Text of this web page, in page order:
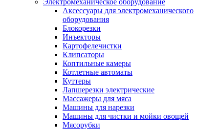
Аксессуары для электромеханического
оборудования
Блокорезки
Инъекторы
Картофелечистки
Клипсаторы
Коптильные камеры
Котлетные автоматы
Куттеры
Лапшерезки электрические
Массажеры для мяса
Машины для нарезки
Машины для чистки и мойки овощей
Мясорубки